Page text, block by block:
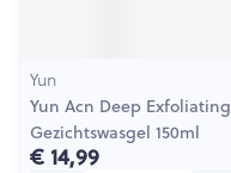
Yun
Yun Acn Deep Exfoliating
Gezichtswasgel 150ml
€ 14,99